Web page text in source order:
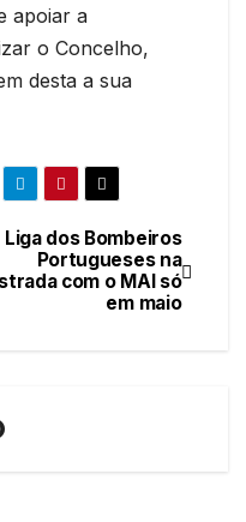
apoiar a
o Concelho,
desta a sua
Liga dos Bombeiros
Portugueses na
com o MAI só
em maio